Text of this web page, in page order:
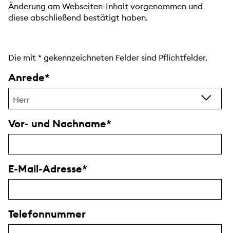
Änderung am Webseiten-Inhalt vorgenommen und
diese abschließend bestätigt haben.
Die mit * gekennzeichneten Felder sind Pflichtfelder.
Anrede
Herr
Vor- und Nachname
E-Mail-Adresse
Telefonnummer